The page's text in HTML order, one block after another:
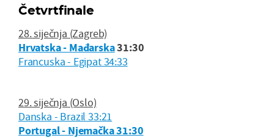
Četvrtfinale
28. siječnja (Zagreb)
Hrvatska - Mađarska31:30
Francuska - Egipat 34:33
29. siječnja (Oslo)
Danska - Brazil 33:21
Portugal - Njemačka 31:30